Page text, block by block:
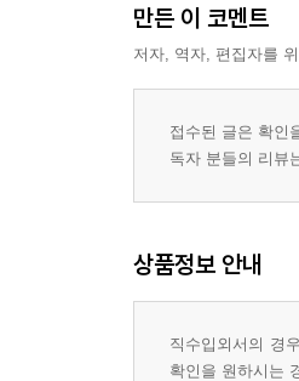
만든 이 코멘트
저자, 역자, 편집자를
접수된 글은 확인
독자 분들의 리뷰
상품정보 안내
직수입외서의 경
확인을 원하시는